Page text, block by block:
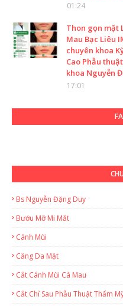
01:24
Thon gọn mặt
Mau Bạc Liêu
chuyên khoa
Cao Phẫu
khoa Nguyễn
17:01
Bs Nguyễn Đặng Duy
Bướu Mỡ Mi Mắt
Cánh Mũi
Căng Da Mặt
Cắt Cánh Mũi Cà Mau
Cắt Chỉ Sau Phẫu Thuật Thẩm